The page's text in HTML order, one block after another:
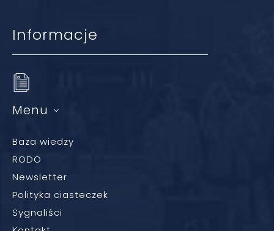
Informacje
Menu
Baza wiedzy
RODO
Newsletter
Polityka ciasteczek
Sygnaliści